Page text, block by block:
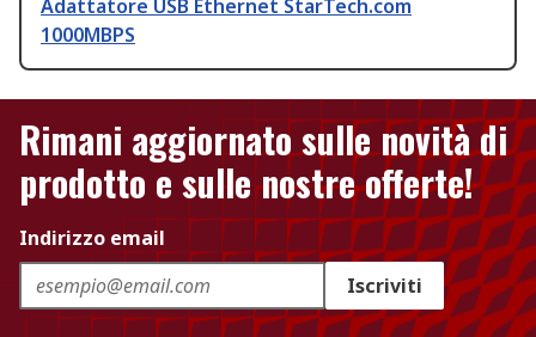
Adattatore USB Ethernet StarTech.com
1000MBPS
Rimani aggiornato sulle novità di
prodotto e sulle nostre offerte!
Indirizzo email
Iscriviti